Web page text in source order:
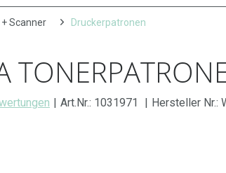
+ Scanner Druckerpatronen
| Art.Nr.: 1031971 | Hersteller Nr.: